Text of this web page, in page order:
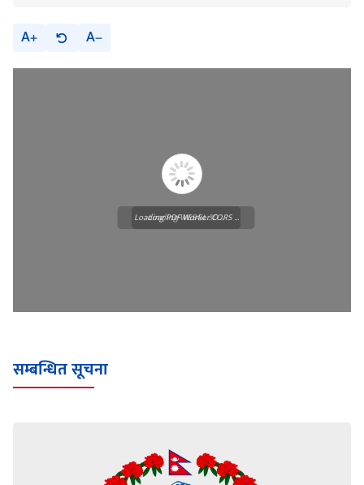
A A
Loading WEBGL 3D ...
Loading PDF Worker CORS ...
सम्बन्धित सूचना